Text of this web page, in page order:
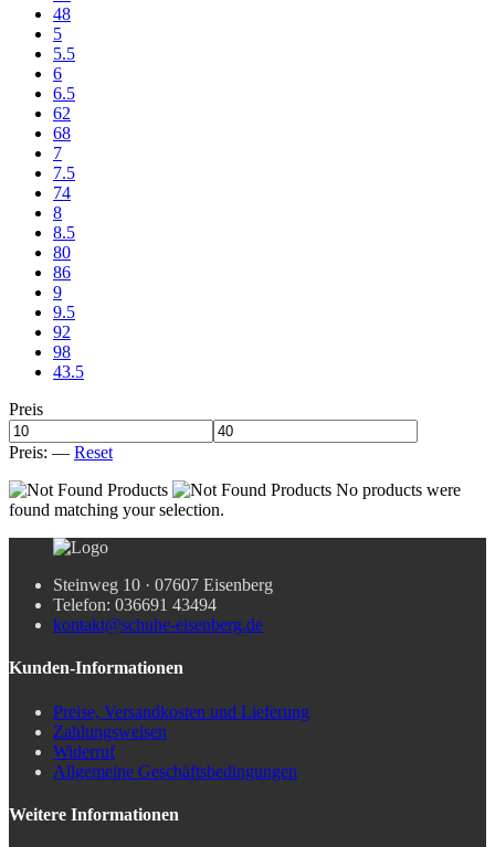
48
5
5.5
6
6.5
62
68
7
7.5
74
8
8.5
80
86
9
9.5
92
98
43.5
Preis
Preis: — Reset
No products were
found matching your selection.
Steinweg 10 · 07607 Eisenberg
Telefon: 036691 43494
kontakt@schuhe-eisenberg.de
Kunden-Informationen
Preise, Versandkosten und Lieferung
Zahlungsweisen
Widerruf
Allgemeine Geschäftsbedingungen
Weitere Informationen